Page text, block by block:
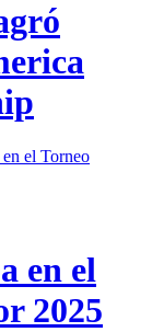
en el
2025